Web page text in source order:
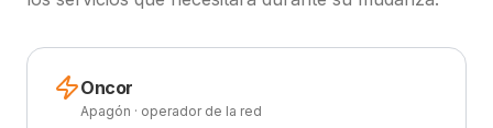
Oncor
Apagón · operador de la red